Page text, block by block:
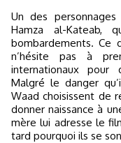
Un des
Hamza al-Kateab,
bombardements. Ce
n’hésite pas à
internationaux pour
Malgré le danger
Waad choisissent de
donner naissance à
mère lui adresse le
tard pourquoi ils se